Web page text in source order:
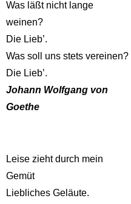
Was läßt nicht lange
weinen?
Die Lieb’.
Was soll uns stets vereinen?
Die Lieb’.
Johann Wolfgang von
Goethe
Leise zieht durch mein
Gemüt
Liebliches Geläute.